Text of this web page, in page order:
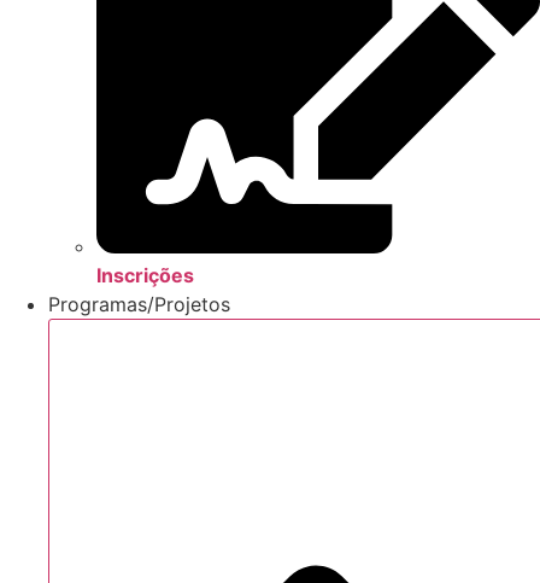
Inscrições
Programas/Projetos